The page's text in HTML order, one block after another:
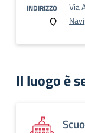
INDIRIZZO
Via
Il luogo è